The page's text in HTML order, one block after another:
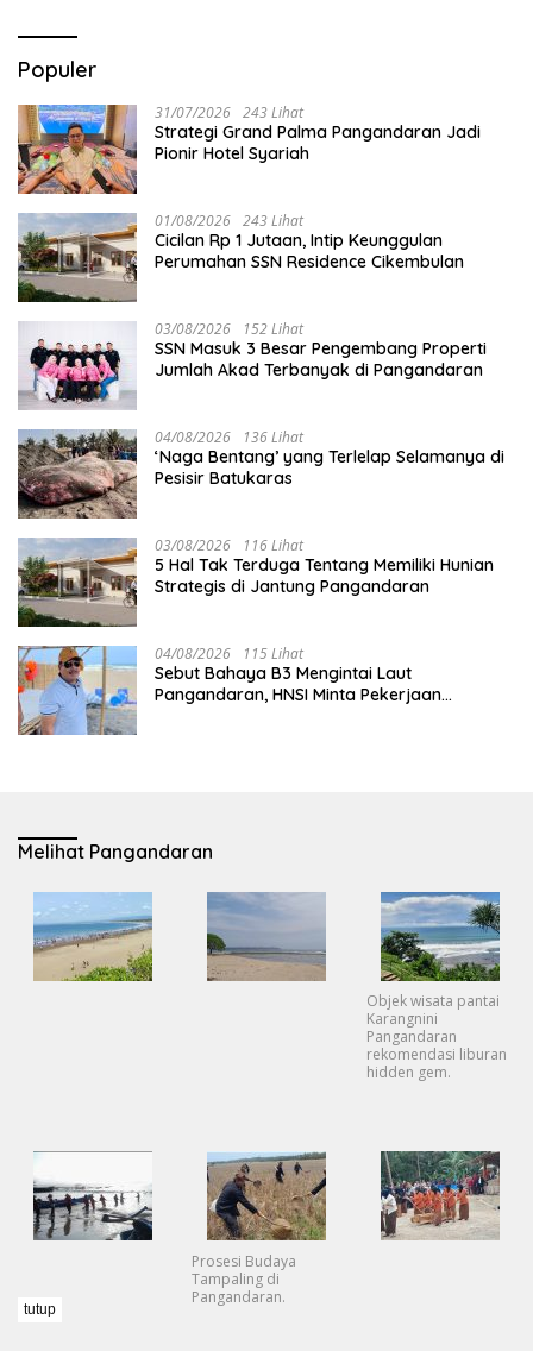
Populer
31/07/2026 243 Lihat
Strategi Grand Palma Pangandaran Jadi
Pionir Hotel Syariah
01/08/2026 243 Lihat
Cicilan Rp 1 Jutaan, Intip Keunggulan
Perumahan SSN Residence Cikembulan
03/08/2026 152 Lihat
SSN Masuk 3 Besar Pengembang Properti
Jumlah Akad Terbanyak di Pangandaran
04/08/2026 136 Lihat
‘Naga Bentang’ yang Terlelap Selamanya di
Pesisir Batukaras
03/08/2026 116 Lihat
5 Hal Tak Terduga Tentang Memiliki Hunian
Strategis di Jantung Pangandaran
04/08/2026 115 Lihat
Sebut Bahaya B3 Mengintai Laut
Pangandaran, HNSI Minta Pekerjaan
Melihat Pangandaran
Objek wisata pantai
Karangnini
Pangandaran
rekomendasi liburan
hidden gem.
Prosesi Budaya
Tampaling di
Pangandaran.
tutup